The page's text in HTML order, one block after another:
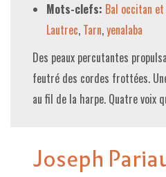
Mots-clefs: Bal occitan
Lautrec, Tarn,yenalaba
Des peaux percutantes
feutré des cordes frottées.
au fil de la harpe. Quatre voix
Joseph